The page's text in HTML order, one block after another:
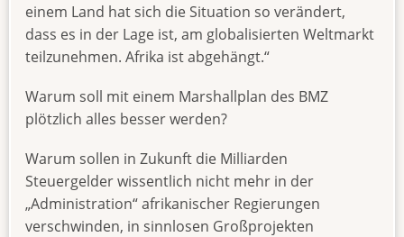
einem Land hat sich die Situation so verändert,
dass es in der Lage ist, am globalisierten Weltmarkt
teilzunehmen. Afrika ist abgehängt.“
Warum soll mit einem Marshallplan des BMZ
plötzlich alles besser werden?
Warum sollen in Zukunft die Milliarden
Steuergelder wissentlich nicht mehr in der
„Administration“ afrikanischer Regierungen
verschwinden, in sinnlosen Großprojekten